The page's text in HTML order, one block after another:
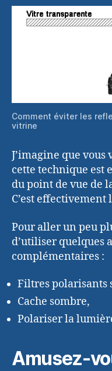
Comment éviter les
vitrine
J’imagine que
cette technique est
du point de vue de
C’est effectivement
Pour aller un peu
d’utiliser quelques
complémentaires :
Filtres polarisants
Cache sombre,
Polariser la
Amusez-